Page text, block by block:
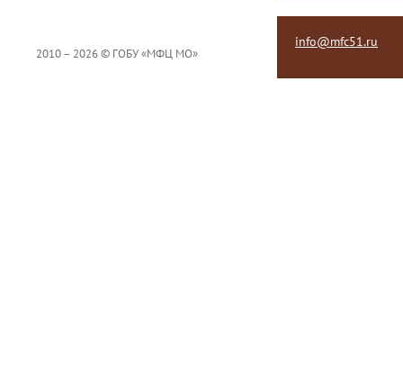
2010 – 2026 © ГОБУ «МФЦ МО»
info@mfc51.ru